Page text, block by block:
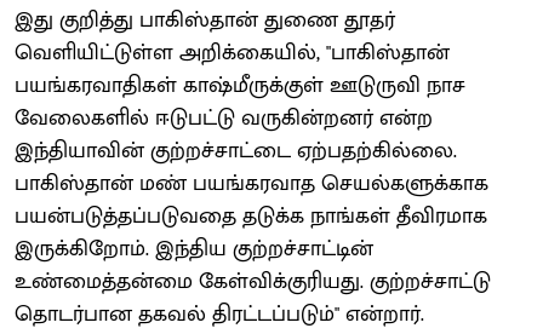
இது குறித்து பாகிஸ்தான் துணை தூதர்
வெளியிட்டுள்ள அறிக்கையில், "பாகிஸ்தான்
பயங்கரவாதிகள் காஷ்மீருக்குள் ஊடுருவி நாச
வேலைகளில் ஈடுபட்டு வருகின்றனர் என்ற
இந்தியாவின் குற்றச்சாட்டை ஏற்பதற்கில்லை.
பாகிஸ்தான் மண் பயங்கரவாத செயல்களுக்காக
பயன்படுத்தப்படுவதை தடுக்க நாங்கள் தீவிரமாக
இருக்கிறோம். இந்திய குற்றச்சாட்டின்
உண்மைத்தன்மை கேள்விக்குரியது. குற்றச்சாட்டு
தொடர்பான தகவல் திரட்டப்படும்" என்றார்.